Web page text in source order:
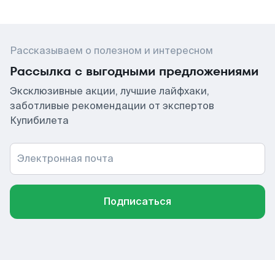
Рассказываем о полезном и интересном
Рассылка с выгодными предложениями
Эксклюзивные акции, лучшие лайфхаки,
заботливые рекомендации от экспертов
Купибилета
Электронная почта
Подписаться